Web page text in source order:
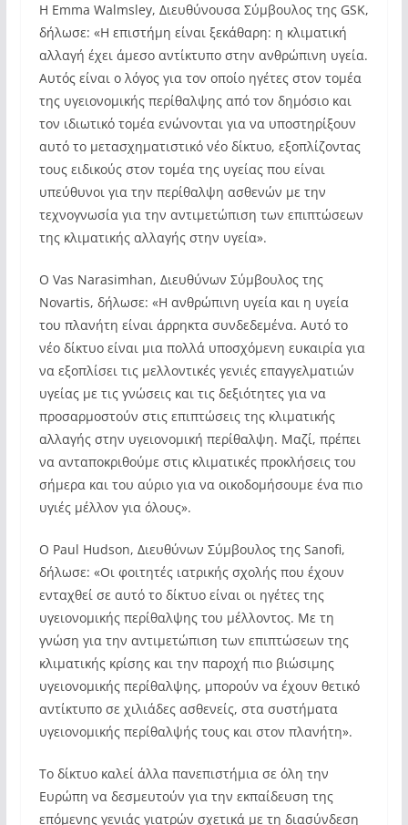
Η Emma Walmsley, Διευθύνουσα Σύμβουλος της GSK,
δήλωσε: «Η επιστήμη είναι ξεκάθαρη: η κλιματική
αλλαγή έχει άμεσο αντίκτυπο στην ανθρώπινη υγεία.
Αυτός είναι ο λόγος για τον οποίο ηγέτες στον τομέα
της υγειονομικής περίθαλψης από τον δημόσιο και
τον ιδιωτικό τομέα ενώνονται για να υποστηρίξουν
αυτό το μετασχηματιστικό νέο δίκτυο, εξοπλίζοντας
τους ειδικούς στον τομέα της υγείας που είναι
υπεύθυνοι για την περίθαλψη ασθενών με την
τεχνογνωσία για την αντιμετώπιση των επιπτώσεων
της κλιματικής αλλαγής στην υγεία».
Ο Vas Narasimhan, Διευθύνων Σύμβουλος της
Novartis, δήλωσε: «Η ανθρώπινη υγεία και η υγεία
του πλανήτη είναι άρρηκτα συνδεδεμένα. Αυτό το
νέο δίκτυο είναι μια πολλά υποσχόμενη ευκαιρία για
να εξοπλίσει τις μελλοντικές γενιές επαγγελματιών
υγείας με τις γνώσεις και τις δεξιότητες για να
προσαρμοστούν στις επιπτώσεις της κλιματικής
αλλαγής στην υγειονομική περίθαλψη. Μαζί, πρέπει
να ανταποκριθούμε στις κλιματικές προκλήσεις του
σήμερα και του αύριο για να οικοδομήσουμε ένα πιο
υγιές μέλλον για όλους».
Ο Paul Hudson, Διευθύνων Σύμβουλος της Sanofi,
δήλωσε: «Οι φοιτητές ιατρικής σχολής που έχουν
ενταχθεί σε αυτό το δίκτυο είναι οι ηγέτες της
υγειονομικής περίθαλψης του μέλλοντος. Με τη
γνώση για την αντιμετώπιση των επιπτώσεων της
κλιματικής κρίσης και την παροχή πιο βιώσιμης
υγειονομικής περίθαλψης, μπορούν να έχουν θετικό
αντίκτυπο σε χιλιάδες ασθενείς, στα συστήματα
υγειονομικής περίθαλψής τους και στον πλανήτη».
Το δίκτυο καλεί άλλα πανεπιστήμια σε όλη την
Ευρώπη να δεσμευτούν για την εκπαίδευση της
επόμενης γενιάς γιατρών σχετικά με τη διασύνδεση